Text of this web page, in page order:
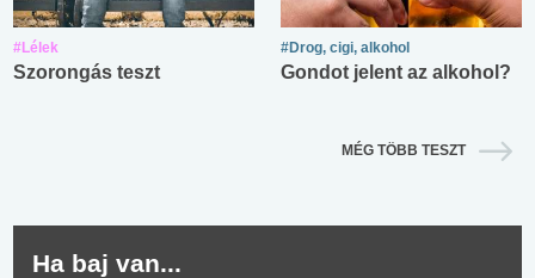
#Lélek
Szorongás teszt
#Drog, cigi, alkohol
Gondot jelent az alkohol?
MÉG TÖBB TESZT
Ha baj van...